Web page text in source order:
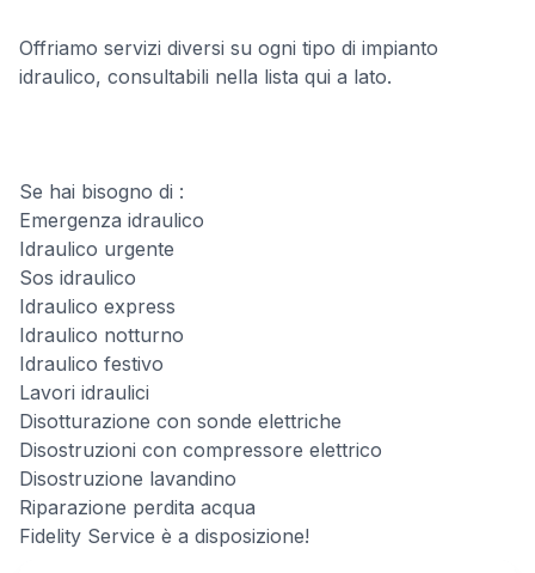
Offriamo servizi diversi su ogni tipo di impianto
idraulico, consultabili nella lista qui a lato.
Se hai bisogno di :
Emergenza idraulico
Idraulico urgente
Sos idraulico
Idraulico express
Idraulico notturno
Idraulico festivo
Lavori idraulici
Disotturazione con sonde elettriche
Disostruzioni con compressore elettrico
Disostruzione lavandino
Riparazione perdita acqua
Fidelity Service è a disposizione!